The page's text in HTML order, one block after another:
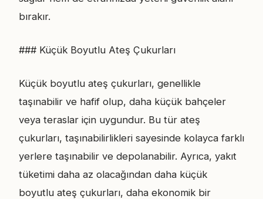
bırakır.
### Küçük Boyutlu Ateş Çukurları
Küçük boyutlu ateş çukurları, genellikle
taşınabilir ve hafif olup, daha küçük bahçeler
veya teraslar için uygundur. Bu tür ateş
çukurları, taşınabilirlikleri sayesinde kolayca farklı
yerlere taşınabilir ve depolanabilir. Ayrıca, yakıt
tüketimi daha az olacağından daha küçük
boyutlu ateş çukurları, daha ekonomik bir